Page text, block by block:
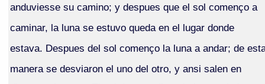
anduviesse su camino; y despues que el sol començo a
caminar, la luna se estuvo queda en el lugar donde
estava. Despues del sol començo la luna a andar; de
manera se desviaron el uno del otro, y ansi salen en